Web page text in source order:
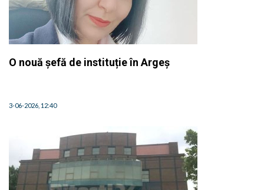
O nouă șefă de instituție în Argeș
3-06-2026, 12:40